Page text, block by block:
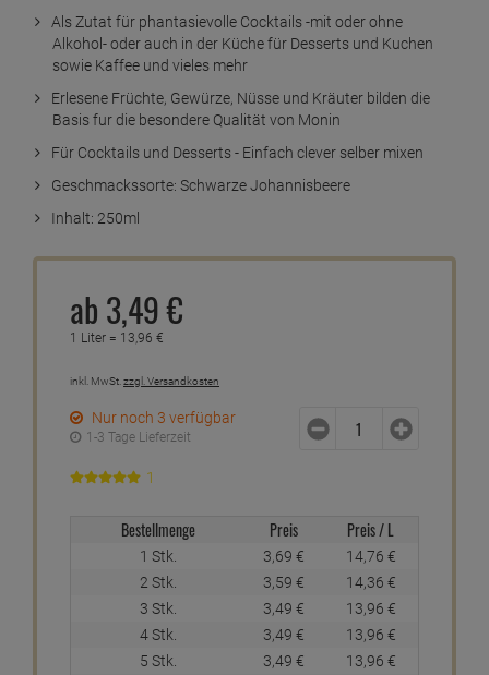
Als Zutat für phantasievolle Cocktails -mit oder ohne
Alkohol- oder auch in der Küche für Desserts und Kuchen
sowie Kaffee und vieles mehr
Erlesene Früchte, Gewürze, Nüsse und Kräuter bilden die
Basis fur die besondere Qualität von Monin
Für Cocktails und Desserts - Einfach clever selber mixen
Geschmackssorte: Schwarze Johannisbeere
Inhalt: 250ml
ab 3,49€
1 Liter = 13,96 €
inkl. MwSt.zzgl. Versandkosten
Nur noch 3 verfügbar
1-3 Tage Lieferzeit
1
Bestellmenge Preis Preis / L
1 Stk. 3,69 € 14,76 €
2 Stk.
3,59 € 14,36 €
3 Stk.
3,49 € 13,96 €
4 Stk.
3,49 € 13,96 €
5 Stk.
3,49 € 13,96 €